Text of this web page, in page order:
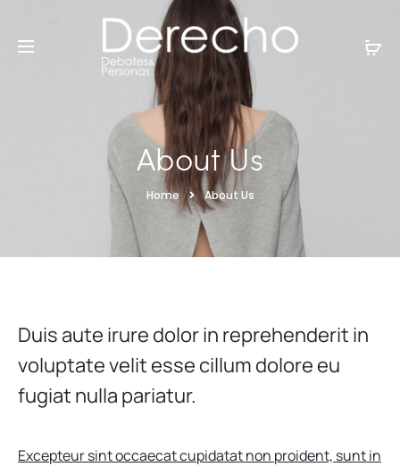
About Us
Home About Us
Duis aute irure dolor in reprehenderit in
voluptate velit esse cillum dolore eu
fugiat nulla pariatur.
Excepteur sint occaecat cupidatat non proident, sunt in